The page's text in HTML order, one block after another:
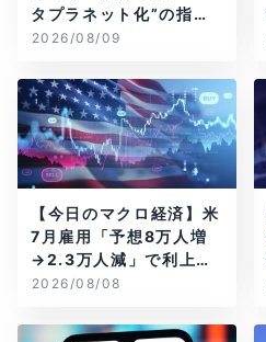
タプラネット化”の指摘
は本当？
2026/08/09
【今日のマクロ経済】米
7月雇用「予想8万人増
→2.3万人減」で利上げ
観測後退
2026/08/08